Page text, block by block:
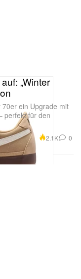
„Winter
ein Upgrade mit
perfekt für den
2.1K 0